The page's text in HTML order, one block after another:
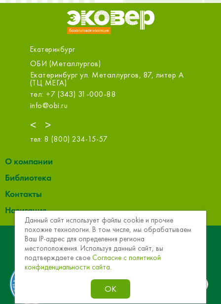
Екатеринбург
<
ОБИ (Металлургов)
Екатеринбург ул. Металлургов, 87, литер А
(ТЦ МЕГА)
тел: +7 (343) 31-000-88
info@obi.ru
>
тел: 8 (800) 234-15-57
О компании
Библиотека
Контакты
Навигация
© 2013 - 2026 Эковер. Базальтовая теплоизоляция и
звукоизоляция
Данный сайт использует файлы cookie и прочие
похожие технологии. В том числе, мы обрабатываем
Ваш IP-адрес для определения региона
местоположения. Используя данный сайт, вы
подтверждаете свое Согласие с политикой
конфиденциальности сайта.
ОК